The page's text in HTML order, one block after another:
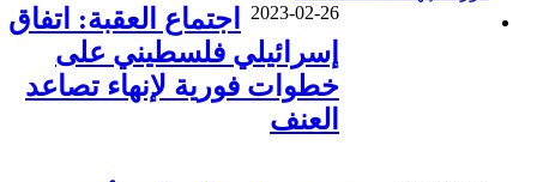
2023-02-26
اجتماع العقبة: اتفاق
إسرائيلي فلسطيني على
خطوات فورية لإنهاء تصاعد
العنف